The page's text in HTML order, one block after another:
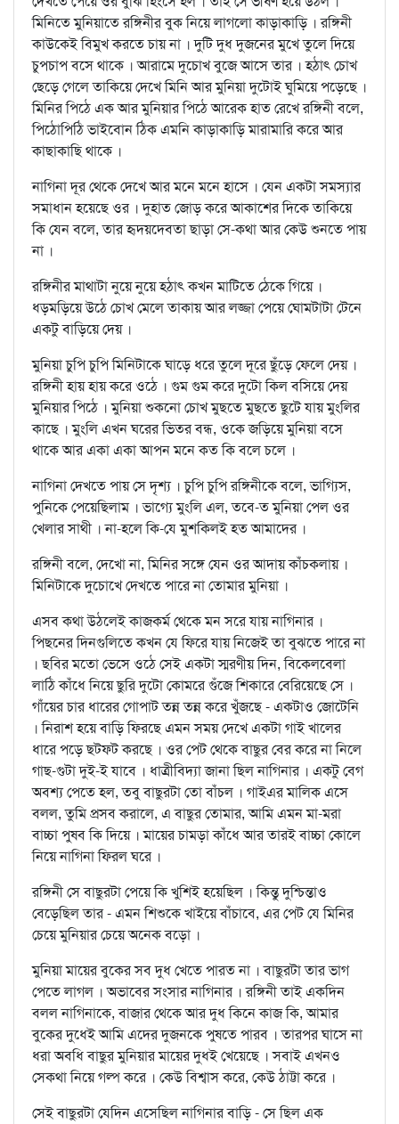
মিনিতে মুনিয়াতে রঙ্গিনীর বুক নিয়ে লাগলো কাড়াকাড়ি । রঙ্গিনী
কাউকেই বিমুখ করতে চায় না । দুটি দুধ দুজনের মুখে তুলে দিয়ে
চুপচাপ বসে থাকে । আরামে দুচোখ বুজে আসে তার । হঠাৎ চোখ
ছেড়ে গেলে তাকিয়ে দেখে মিনি আর মুনিয়া দুটোই ঘুমিয়ে পড়েছে ।
মিনির পিঠে এক আর মুনিয়ার পিঠে আরেক হাত রেখে রঙ্গিনী বলে,
পিঠোপিঠি ভাইবোন ঠিক এমনি কাড়াকাড়ি মারামারি করে আর
কাছাকাছি থাকে ।
নাগিনা দূর থেকে দেখে আর মনে মনে হাসে । যেন একটা সমস্যার
সমাধান হয়েছে ওর । দুহাত জোড় করে আকাশের দিকে তাকিয়ে
কি যেন বলে, তার হৃদয়দেবতা ছাড়া সে-কথা আর কেউ শুনতে পায়
না ।
রঙ্গিনীর মাথাটা নুয়ে নুয়ে হঠাৎ কখন মাটিতে ঠেকে গিয়ে ।
ধড়মড়িয়ে উঠে চোখ মেলে তাকায় আর লজ্জা পেয়ে ঘোমটাটা টেনে
একটু বাড়িয়ে দেয় ।
মুনিয়া চুপি চুপি মিনিটাকে ঘাড়ে ধরে তুলে দূরে ছুঁড়ে ফেলে দেয় ।
রঙ্গিনী হায় হায় করে ওঠে । গুম গুম করে দুটো কিল বসিয়ে দেয়
মুনিয়ার পিঠে । মুনিয়া শুকনো চোখ মুছতে মুছতে ছুটে যায় মুংলির
কাছে । মুংলি এখন ঘরের ভিতর বন্ধ, ওকে জড়িয়ে মুনিয়া বসে
থাকে আর একা একা আপন মনে কত কি বলে চলে ।
নাগিনা দেখতে পায় সে দৃশ্য । চুপি চুপি রঙ্গিনীকে বলে, ভাগ্যিস,
পুনিকে পেয়েছিলাম । ভাগ্যে মুংলি এল, তবে-ত মুনিয়া পেল ওর
খেলার সাথী । না-হলে কি-যে মুশকিলই হত আমাদের ।
রঙ্গিনী বলে, দেখো না, মিনির সঙ্গে যেন ওর আদায় কাঁচকলায় ।
মিনিটাকে দুচোখে দেখতে পারে না তোমার মুনিয়া ।
এসব কথা উঠলেই কাজকর্ম থেকে মন সরে যায় নাগিনার ।
পিছনের দিনগুলিতে কখন যে ফিরে যায় নিজেই তা বুঝতে পারে না
। ছবির মতো ভেসে ওঠে সেই একটা স্মরণীয় দিন, বিকেলবেলা
লাঠি কাঁধে নিয়ে ছুরি দুটো কোমরে গুঁজে শিকারে বেরিয়েছে সে ।
গাঁয়ের চার ধারের গোপাট তন্ন তন্ন করে খুঁজছে - একটাও জোটেনি
। নিরাশ হয়ে বাড়ি ফিরছে এমন সময় দেখে একটা গাই খালের
ধারে পড়ে ছটফট করছে । ওর পেট থেকে বাছুর বের করে না নিলে
গাছ-গুটা দুই-ই যাবে । ধাত্রীবিদ্যা জানা ছিল নাগিনার । একটু বেগ
অবশ্য পেতে হল, তবু বাছুরটা তো বাঁচল । গাইএর মালিক এসে
বলল, তুমি প্রসব করালে, এ বাছুর তোমার, আমি এমন মা-মরা
বাচ্চা পুষব কি দিয়ে । মায়ের চামড়া কাঁধে আর তারই বাচ্চা কোলে
নিয়ে নাগিনা ফিরল ঘরে ।
রঙ্গিনী সে বাছুরটা পেয়ে কি খুশিই হয়েছিল । কিন্তু দুশ্চিন্তাও
বেড়েছিল তার - এমন শিশুকে খাইয়ে বাঁচাবে, এর পেট যে মিনির
চেয়ে মুনিয়ার চেয়ে অনেক বড়ো ।
মুনিয়া মায়ের বুকের সব দুধ খেতে পারত না । বাছুরটা তার ভাগ
পেতে লাগল । অভাবের সংসার নাগিনার । রঙ্গিনী তাই একদিন
বলল নাগিনাকে, বাজার থেকে আর দুধ কিনে কাজ কি, আমার
বুকের দুধেই আমি এদের দুজনকে পুষতে পারব । তারপর ঘাসে না
ধরা অবধি বাছুর মুনিয়ার মায়ের দুধই খেয়েছে । সবাই এখনও
সেকথা নিয়ে গল্প করে । কেউ বিশ্বাস করে, কেউ ঠাট্টা করে ।
সেই বাছুরটা যেদিন এসেছিল নাগিনার বাড়ি - সে ছিল এক